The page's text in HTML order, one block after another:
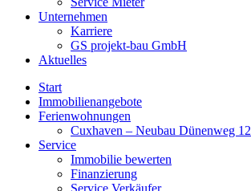
Unternehmen
Karriere
GS projekt-bau GmbH
Aktuelles
Start
Immobilienangebote
Ferienwohnungen
Cuxhaven – Neubau Dünenweg 12
Service
Immobilie bewerten
Finanzierung
Service Verkäufer